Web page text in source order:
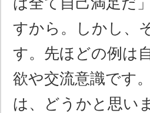
すから。しかし、
す。先ほどの例は
欲や交流意識です
は、どうかと思い